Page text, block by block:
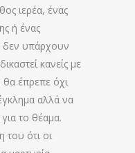
ιερέα, ένας
ή ένας
δεν υπάρχουν
κανείς με
έπρεπε όχι
αλλά να
για το θέαμα.
του ότι οι